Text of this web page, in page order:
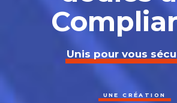
Unis pour vous
UNE CRÉATION